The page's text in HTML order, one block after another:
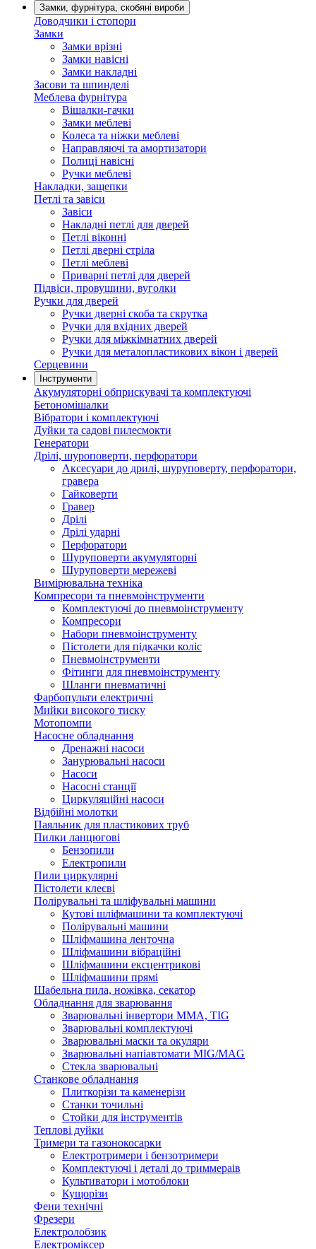
Замки, фурнітура, скобяні вироби
Доводчики і стопори
Замки
Замки врізні
Замки навісні
Замки накладні
Засови та шпинделі
Меблева фурнітура
Вішалки-гачки
Замки меблеві
Колеса та ніжки меблеві
Направляючі та амортизатори
Полиці навісні
Ручки меблеві
Накладки, защепки
Петлі та завіси
Завіси
Накладні петлі для дверей
Петлі віконні
Петлі дверні стріла
Петлі меблеві
Приварні петлі для дверей
Підвіси, провушини, вуголки
Ручки для дверей
Ручки дверні скоба та скрутка
Ручки для вхідних дверей
Ручки для міжкімнатних дверей
Ручки для металопластикових вікон і дверей
Серцевини
Інструменти
Акумуляторні обприскувачі та комплектуючі
Бетономішалки
Вібратори і комплектуючі
Дуйки та садові пилесмокти
Генератори
Дрілі, шуроповерти, перфоратори
Аксесуари до дрилі, шуруповерту, перфоратори,
гравера
Гайковерти
Гравер
Дрілі
Дрілі ударні
Перфоратори
Шуруповерти акумуляторні
Шуруповерти мережеві
Вимірювальна техніка
Компресори та пневмоінструменти
Комплектуючі до пневмоінструменту
Компресори
Набори пневмоінструменту
Пістолети для підкачки коліс
Пневмоінструменти
Фітинги для пневмоінструменту
Шланги пневматичні
Фарбопульти електричні
Мийки високого тиску
Мотопомпи
Насосне обладнання
Дренажні насоси
Занурювальні насоси
Насоси
Насосні станції
Циркуляційні насоси
Відбійні молотки
Паяльник для пластикових труб
Пилки ланцюгові
Бензопили
Електропили
Пили циркулярні
Пістолети клеєві
Полірувальні та шліфувальні машини
Кутові шліфмашини та комплектуючі
Полірувальні машини
Шліфмашина ленточна
Шліфмашини вібраційні
Шліфмашини ексцентрикові
Шліфмашини прямі
Шабельна пила, ножівка, секатор
Обладнання для зварювання
Зварювальні інвертори ММА, TIG
Зварювальні комплектуючі
Зварювальні маски та окуляри
Зварювальні напіавтомати MIG/MAG
Стекла зварювальні
Станкове обладнання
Плиткорізи та каменерізи
Станки точильні
Стойки для інструментів
Теплові дуйки
Тримери та газонокосарки
Електротримери і бензотримери
Комплектуючі і деталі до триммераів
Культиватори і мотоблоки
Кущорізи
Фени технічні
Фрезери
Електролобзик
Електроміксер